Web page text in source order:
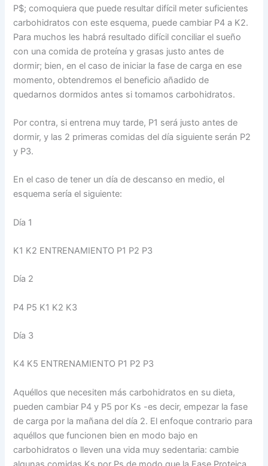
P$; comoquiera que puede resultar difícil meter suficientes
carbohidratos con este esquema, puede cambiar P4 a K2.
Para muchos les habrá resultado difícil conciliar el sueño
con una comida de proteína y grasas justo antes de
dormir; bien, en el caso de iniciar la fase de carga en ese
momento, obtendremos el beneficio añadido de
quedarnos dormidos antes si tomamos carbohidratos.
Por contra, si entrena muy tarde, P1 será justo antes de
dormir, y las 2 primeras comidas del día siguiente serán P2
y P3.
En el caso de tener un día de descanso en medio, el
esquema sería el siguiente:
Día 1
K1 K2 ENTRENAMIENTO P1 P2 P3
Día 2
P4 P5 K1 K2 K3
Día 3
K4 K5 ENTRENAMIENTO P1 P2 P3
Aquéllos que necesiten más carbohidratos en su dieta,
pueden cambiar P4 y P5 por Ks -es decir, empezar la fase
de carga por la mañana del día 2. El enfoque contrario para
aquéllos que funcionen bien en modo bajo en
carbohidratos o lleven una vida muy sedentaria: cambie